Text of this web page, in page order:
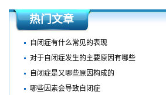
热门文章
自闭症有什么常见的表现
对于自闭症发生的主要原因有哪些
自闭症是又哪些原因构成的
哪些因素会导致自闭症